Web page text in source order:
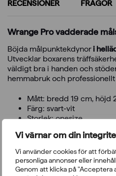
Vi värnar om din
Vi använder cookies för att
personliga annonser eller
Genom att klicka på "Acceptera
RECENSIONER
FRÅGOR
Wrange Pro vadderade
Böjda målpunktekdynori
Utvecklar boxarens
väldigt bra i handen och
hemmabruk och
Mått: bredd 19 cm, höjd
Färg: svart-vit
Storlek: onesize
Du kanske också